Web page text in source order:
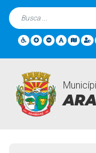
Contratações